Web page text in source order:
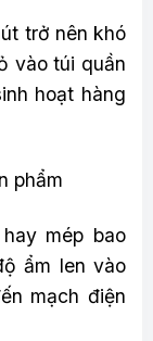
trở nên khó
vào túi quần
hoạt hàng
phẩm
mép bao
ẩm len vào
mạch điện